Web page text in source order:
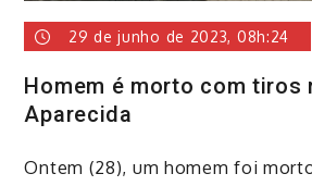
29 de junho de 2023, 08h:24
Homem é morto com tiros
Aparecida
Ontem (28), um homem foi